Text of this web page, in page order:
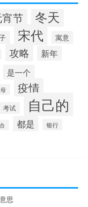
节 冬天
宋代 寓意
攻略 新年
是一个
疫情
考试 自己的
都是 银行
思